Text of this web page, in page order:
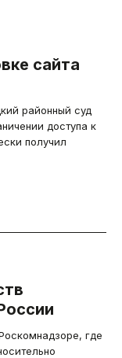
сайта
районный суд
доступа к
получил
где